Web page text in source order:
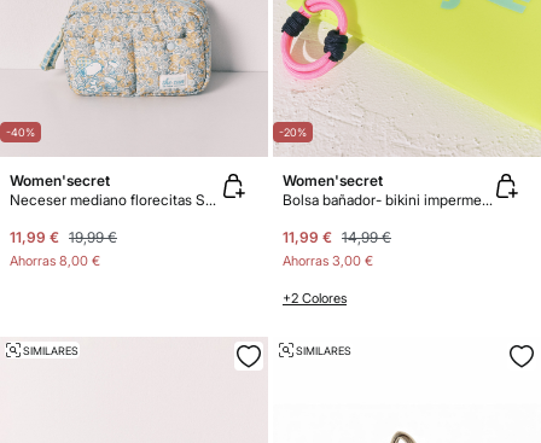
-40%
Women'secret
Neceser mediano florecitas Snoopy
11,99 € 19,99 €
Ahorras 8,00 €
-20%
Women'secret
Bolsa bañador- bikini impermeable amarilla
11,99 € 14,99 €
Ahorras 3,00 €
+2 Colores
SIMILARES SIMILARES